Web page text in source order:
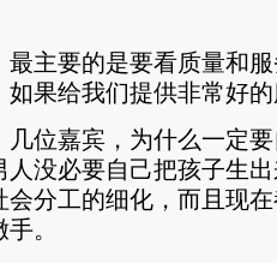
主要的是要看质量和服
如果给我们提供非常好
位嘉宾，为什么一定要
人没必要自己把孩子生
会分工的细化，而且现
。